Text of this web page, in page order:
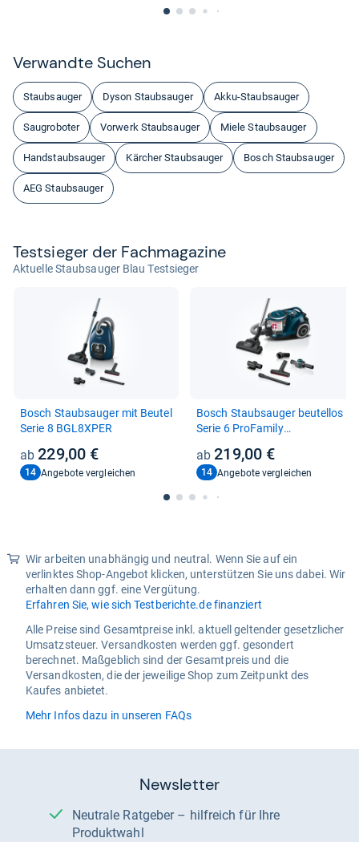
Ver­wandte Suchen
Staubsauger Dyson Staubsauger Akku-Staubsauger
Saugroboter Vorwerk Staubsauger Miele Staubsauger
Handstaubsauger Kärcher Staubsauger Bosch Staubsauger
AEG Staubsauger
Test­sie­ger der Fach­ma­ga­zine
Aktuelle Staubsauger Blau Testsieger
Bosch Staub­sau­ger mit Beu­tel
Serie 8 BGL8XPER
229,00 €
14 Angebote vergleichen
Bosch Staub­sau­ger beu­tel­los
Serie 6 Pro­Fa­mily
219,00 €
14 Angebote vergleichen
Wir arbeiten unabhängig und neutral. Wenn Sie auf ein
verlinktes Shop-Angebot klicken, unterstützen Sie uns dabei. Wir
erhalten dann ggf. eine Vergütung.
Erfahren Sie, wie sich Testberichte.de finanziert
Alle Preise sind Gesamtpreise inkl. aktuell geltender gesetzlicher
Umsatzsteuer. Versandkosten werden ggf. gesondert
berechnet. Maßgeblich sind der Gesamtpreis und die
Versandkosten, die der jeweilige Shop zum Zeitpunkt des
Kaufes anbietet.
Mehr Infos dazu in unseren FAQs
Newsletter
Neutrale Ratgeber – hilfreich für Ihre
Produktwahl